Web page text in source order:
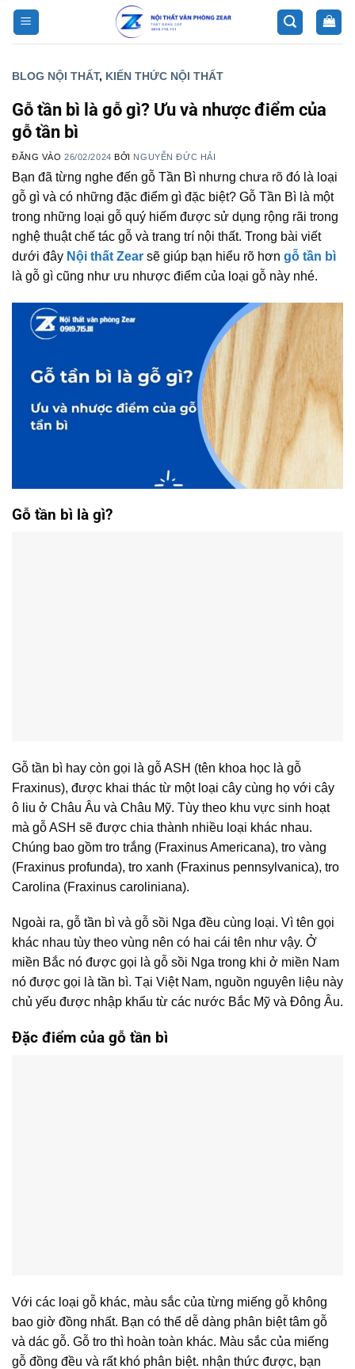
Bỏ
qua
nội
BLOG NỘI THẤT, KIẾN THỨC NỘI THẤT
Gỗ tần bì là gỗ gì? Ưu và nhược điểm của
gỗ tần bì
ĐĂNG VÀO26/02/2024 BỞI NGUYỄN ĐỨC HẢI
Bạn đã từng nghe đến gỗ Tần Bì nhưng chưa rõ đó là loại
gỗ gì và có những đặc điểm gì đặc biệt? Gỗ Tần Bì là một
trong những loại gỗ quý hiếm được sử dụng rộng rãi trong
nghệ thuật chế tác gỗ và trang trí nội thất. Trong bài viết
dưới đây Nội thất Zear sẽ giúp bạn hiểu rõ hơn gỗ tần bì
là gỗ gì cũng như ưu nhược điểm của loại gỗ này nhé.
Gỗ tần bì là gì?
Gỗ tần bì hay còn gọi là gỗ ASH (tên khoa học là gỗ
Fraxinus), được khai thác từ một loại cây cùng họ với cây
ô liu ở Châu Âu và Châu Mỹ. Tùy theo khu vực sinh hoạt
mà gỗ ASH sẽ được chia thành nhiều loại khác nhau.
Chúng bao gồm tro trắng (Fraxinus Americana), tro vàng
(Fraxinus profunda), tro xanh (Fraxinus pennsylvanica), tro
Carolina (Fraxinus caroliniana).
Ngoài ra, gỗ tần bì và gỗ sồi Nga đều cùng loại. Vì tên gọi
khác nhau tùy theo vùng nên có hai cái tên như vậy. Ở
miền Bắc nó được gọi là gỗ sồi Nga trong khi ở miền Nam
nó được gọi là tần bì. Tại Việt Nam, nguồn nguyên liệu này
chủ yếu được nhập khẩu từ các nước Bắc Mỹ và Đông Âu.
Đặc điểm của gỗ tần bì
Với các loại gỗ khác, màu sắc của từng miếng gỗ không
bao giờ đồng nhất. Bạn có thể dễ dàng phân biệt tâm gỗ
và dác gỗ. Gỗ tro thì hoàn toàn khác. Màu sắc của miếng
gỗ đồng đều và rất khó phân biệt. nhận thức được, bạn